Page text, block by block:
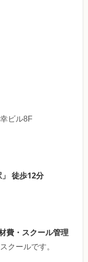
ビル8F
」 徒歩12分
費・スクール管理
クールです。